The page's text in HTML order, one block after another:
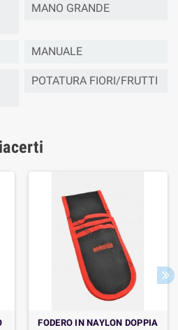
MANO GRANDE
MANUALE
POTATURA FIORI/FRUTTI
FODERO IN NAYLON DOPPIA